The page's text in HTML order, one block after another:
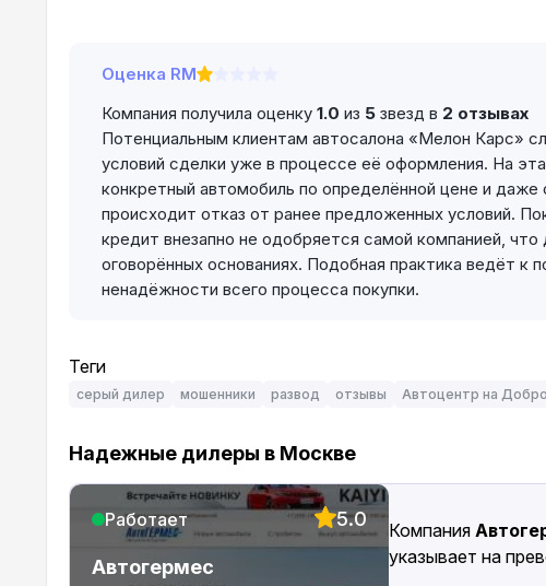
Оценка RM
Компания получила оценку 1.0 из 5 звезд в 2 отзывах
Потенциальным клиентам автосалона «Мелон Карс»
условий сделки уже в процессе её оформления. На
конкретный автомобиль по определённой цене и
происходит отказ от ранее предложенных условий.
кредит внезапно не одобряется самой компанией,
оговорённых основаниях. Подобная практика ведёт
ненадёжности всего процесса покупки.
Теги
серый дилер мошенники развод отзывы Автоцентр на
Надежные дилеры в Москве
Работает 5.0
Автогермес
Компания
указывает на